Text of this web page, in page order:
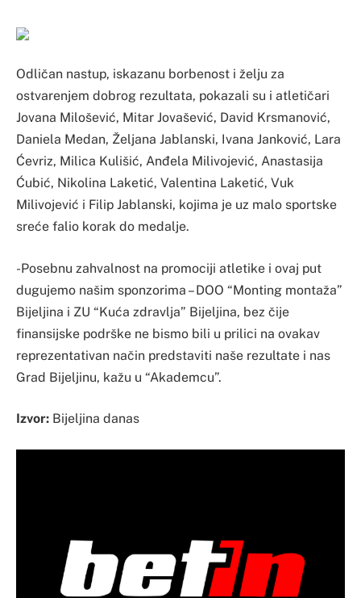
Odličan nastup, iskazanu borbenost i želju za
ostvarenjem dobrog rezultata, pokazali su i atletičari
Jovana Milošević, Mitar Jovašević, David Krsmanović,
Daniela Medan, Željana Jablanski, Ivana Janković, Lara
Ćevriz, Milica Kulišić, Anđela Milivojević, Anastasija
Ćubić, Nikolina Laketić, Valentina Laketić, Vuk
Milivojević i Filip Jablanski, kojima je uz malo sportske
sreće falio korak do medalje.
-Posebnu zahvalnost na promociji atletike i ovaj put
dugujemo našim sponzorima – DOO “Monting montaža”
Bijeljina i ZU “Kuća zdravlja” Bijeljina, bez čije
finansijske podrške ne bismo bili u prilici na ovakav
reprezentativan način predstaviti naše rezultate i nas
Grad Bijeljinu, kažu u “Akademcu”.
Izvor: Bijeljina danas